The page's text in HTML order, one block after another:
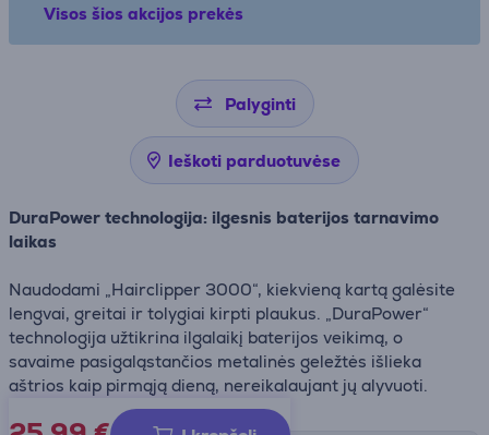
Visos šios akcijos prekės
Palyginti
Ieškoti parduotuvėse
DuraPower technologija: ilgesnis baterijos tarnavimo
laikas
Naudodami „Hairclipper 3000“, kiekvieną kartą galėsite
lengvai, greitai ir tolygiai kirpti plaukus. „DuraPower“
technologija užtikrina ilgalaikį baterijos veikimą, o
savaime pasigaląstančios metalinės geležtės išlieka
aštrios kaip pirmąją dieną, nereikalaujant jų alyvuoti.